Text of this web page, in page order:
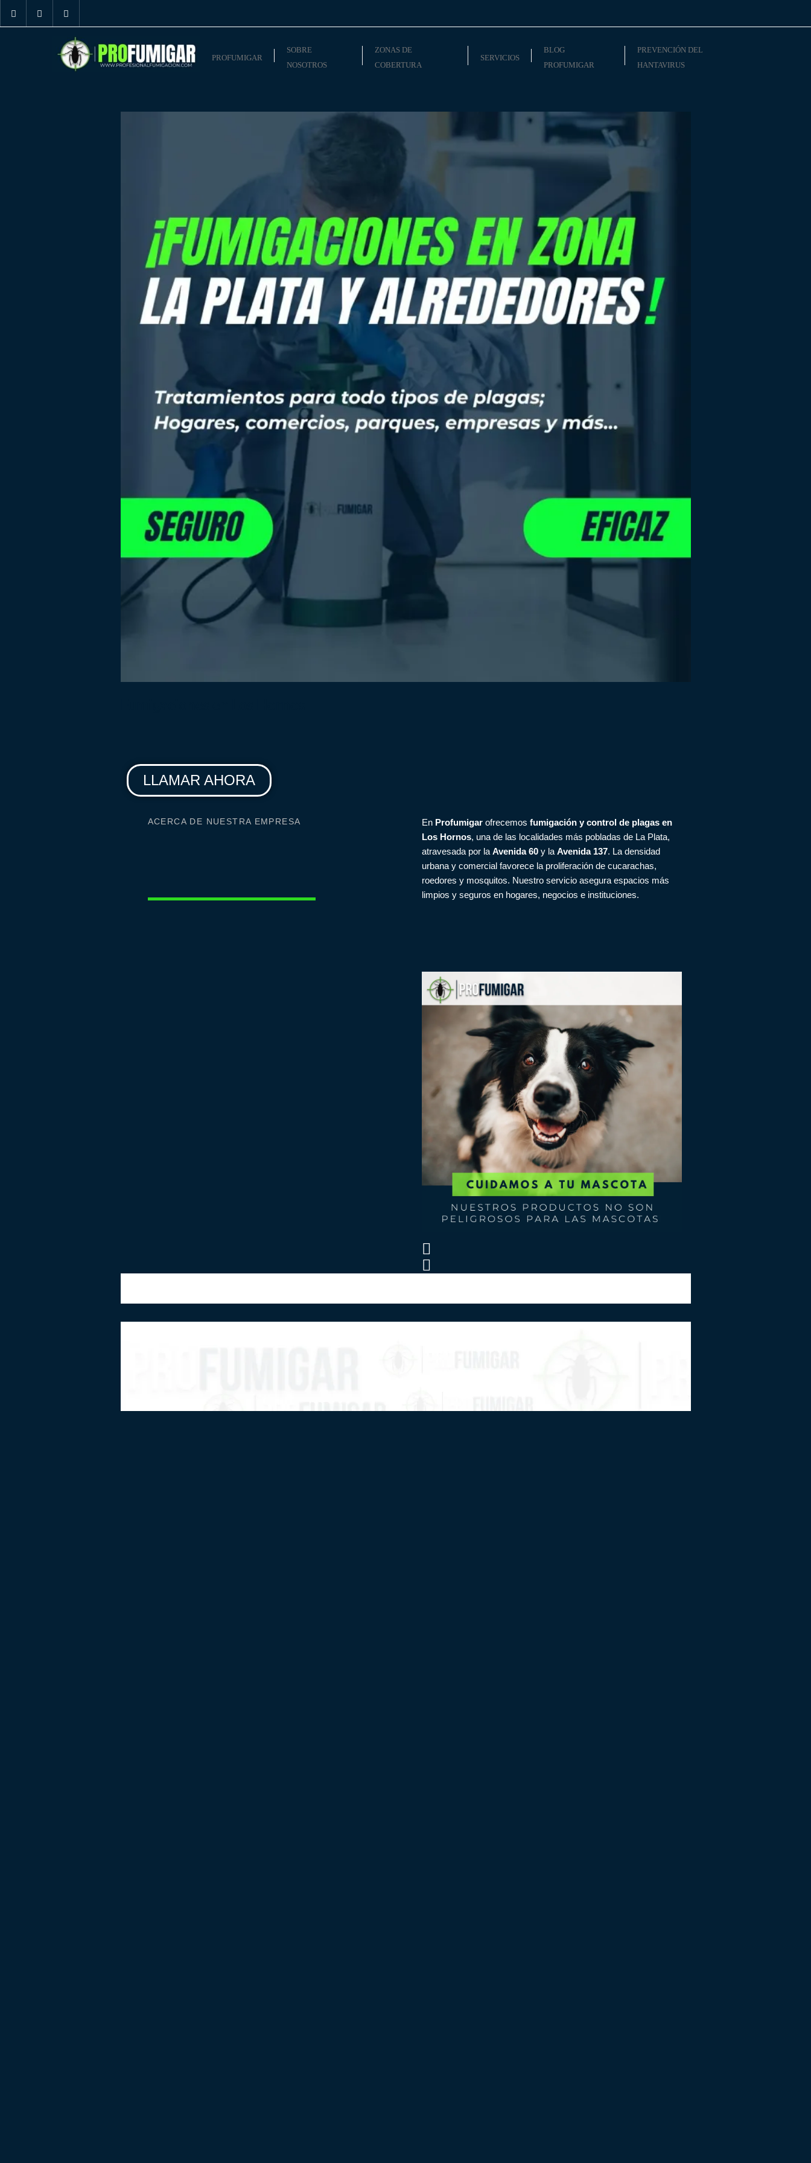
PROFUMIGAR
SOBRE
NOSOTROS
ZONAS DE
COBERTURA
SERVICIOS
BLOG
PROFUMIGAR
PREVENCIÓN DEL
HANTAVIRUS
LLAMAR AHORA
ACERCA DE NUESTRA EMPRESA En Profumigar ofrecemos fumigación y control de plagas en
Los Hornos, una de las localidades más pobladas de La Plata,
atravesada por la Avenida 60 y la Avenida 137. La densidad
urbana y comercial favorece la proliferación de cucarachas,
roedores y mosquitos. Nuestro servicio asegura espacios más
limpios y seguros en hogares, negocios e instituciones.